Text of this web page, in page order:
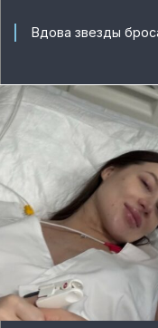
Вдова звезды